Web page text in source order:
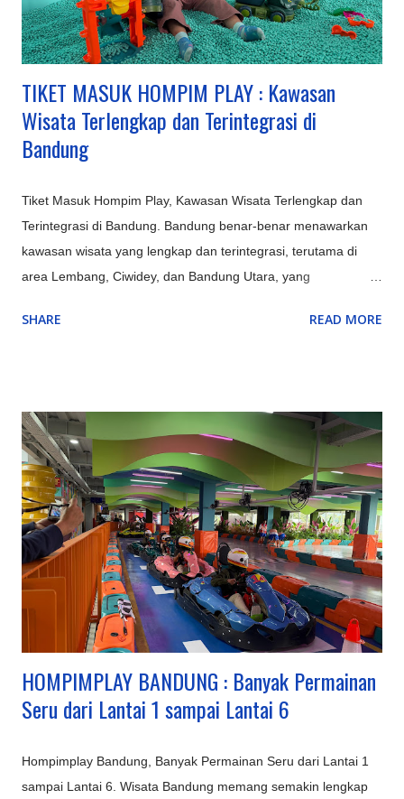
TIKET MASUK HOMPIM PLAY : Kawasan
Wisata Terlengkap dan Terintegrasi di
Bandung
Tiket Masuk Hompim Play, Kawasan Wisata Terlengkap dan
Terintegrasi di Bandung. Bandung benar-benar menawarkan
kawasan wisata yang lengkap dan terintegrasi, terutama di
area Lembang, Ciwidey, dan Bandung Utara, yang
Tangkuban Parahu, Kawah Putih), rekreasi keluarga
Gedung Sate), menjadikannya destinasi multifungsi untuk
berbagai kalangan. Kawasan Utama dan Keunggulannya:
Lembang (Bandung Barat): Pusat wisata alam dan keluarga,
ada kebun teh, Tangkuban Parahu, Floating Market, The Great
Asia Africa, Lembang Park & Zoo, Dago Dream Park. Ciwidey
(Bandung Selatan): Terkenal dengan Kawah Putih, Ranca
Upas (rusa, camping), dan Glamping Lakeside dengan
suasana danau yang indah. Pangalengan: Untuk petualangan
seperti rafting di Sungai Palayangan dan off-road adventure
d...
SHARE READ MORE
HOMPIMPLAY BANDUNG : Banyak Permainan
Seru dari Lantai 1 sampai Lantai 6
Hompimplay Bandung, Banyak Permainan Seru dari Lantai 1
sampai Lantai 6. Wisata Bandung memang semakin lengkap